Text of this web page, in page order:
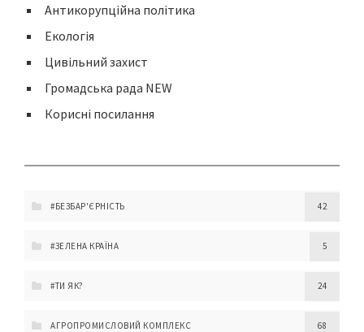
Антикорупційна політика
Екологія
Цивільний захист
Громадська рада NEW
Корисні посилання
#БЕЗБАР'ЄРНІСТЬ 42
#ЗЕЛЕНА КРАЇНА 5
#ТИ ЯК? 24
АГРОПРОМИСЛОВИЙ КОМПЛЕКС 68